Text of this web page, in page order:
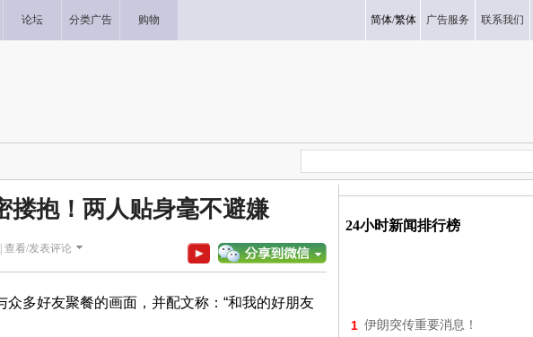
论坛 分类广告 购物 简体/繁体 广告服务 联系我们
搂抱！两人贴身毫不避嫌
查看/发表评论
多好友聚餐的画面，并配文称：“和我的好朋友
24小时新闻排行榜
1 伊朗突传重要消息！